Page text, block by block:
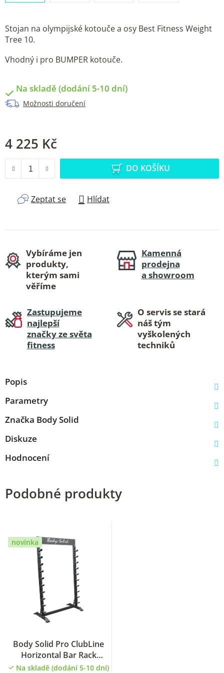
Stojan na olympijské kotouče a osy Best Fitness Weight
Tree 10.
Vhodný i pro BUMPER kotouče.
Na skladě (dodání 5-10 dní)
Možnosti doručení
4 225 Kč
DO KOŠÍKU
Zeptat se Hlídat
Vybíráme jen
produkty,
kterým sami
věříme
Kamenná
prodejna
a showroom
Zastupujeme
najlepší
značky ze světa
fitness
O servis se stará
náš tým
vyškolených
techniků
Popis
Parametry
Značka Body Solid
Diskuze
Hodnocení
Podobné produkty
novinka
Body Solid Pro ClubLine
Horizontal Bar Rack
SBS100 stojan pro
Na skladě (dodání 5-10 dní)